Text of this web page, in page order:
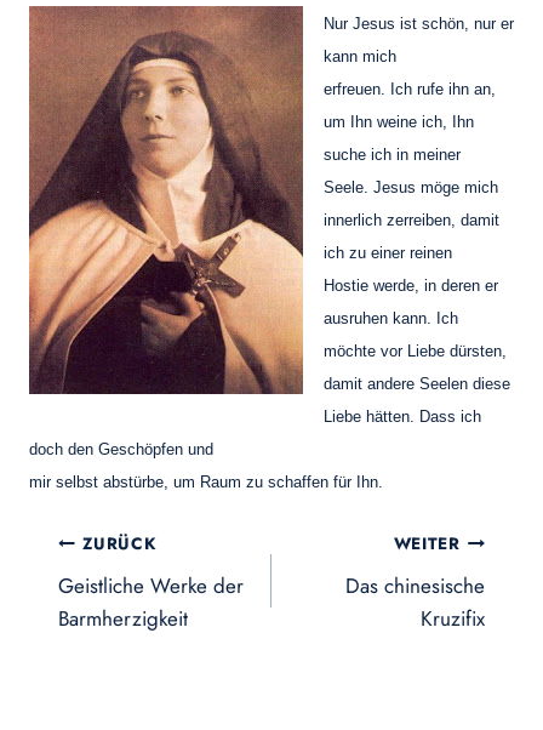
Nur Jesus ist schön, nur er
kann mich
erfreuen. Ich rufe ihn an,
um Ihn weine ich, Ihn
suche ich in meiner
Seele. Jesus möge mich
innerlich zerreiben, damit
ich zu einer reinen
Hostie werde, in deren er
ausruhen kann. Ich
möchte vor Liebe dürsten,
damit andere Seelen diese
Liebe hätten. Dass ich
doch den Geschöpfen und
mir selbst abstürbe, um Raum zu schaffen für Ihn.
Beitragsnavigation
ZURÜCK
Geistliche Werke der
Barmherzigkeit
WEITER
Das chinesische
Kruzifix